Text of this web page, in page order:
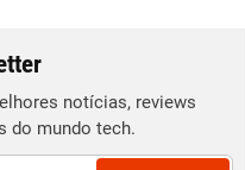
notícias, reviews
do mundo tech.